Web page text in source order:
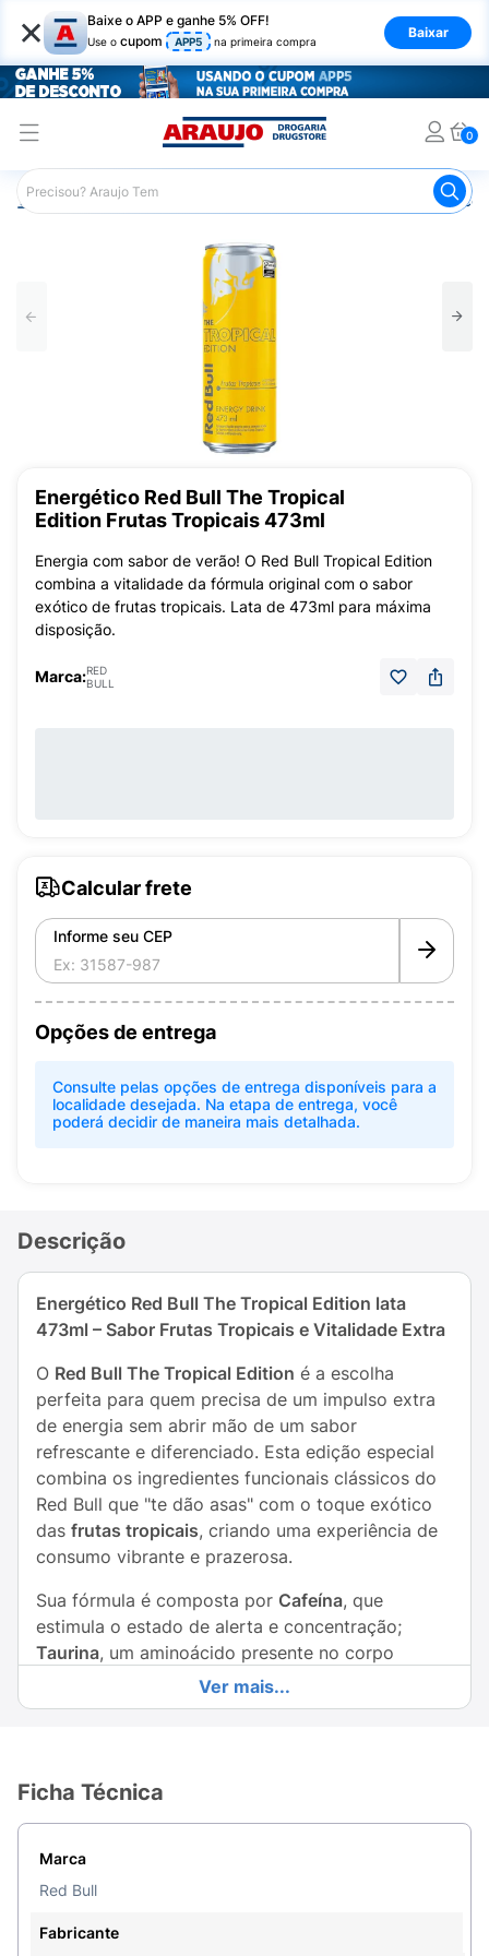
× Baixe o APP e ganhe 5% OFF!
Use o cupom APP5 na primeira compra
Baixar
0
Araujo Mercado
Energético Red Bull The Tropical
Edition Frutas Tropicais 473ml
Energia com sabor de verão! O Red Bull Tropical Edition
combina a vitalidade da fórmula original com o sabor
exótico de frutas tropicais. Lata de 473ml para máxima
disposição.
Marca:RED
BULL
Calcular frete
Informe seu CEP
Opções de entrega
Consulte pelas opções de entrega disponíveis para a
localidade desejada. Na etapa de entrega, você
poderá decidir de maneira mais detalhada.
Descrição
Energético Red Bull The Tropical Edition lata
473ml – Sabor Frutas Tropicais e Vitalidade Extra
O Red Bull The Tropical Edition é a escolha
perfeita para quem precisa de um impulso extra
de energia sem abrir mão de um sabor
refrescante e diferenciado. Esta edição especial
combina os ingredientes funcionais clássicos do
Red Bull que "te dão asas" com o toque exótico
das frutas tropicais, criando uma experiência de
consumo vibrante e prazerosa.
Sua fórmula é composta por Cafeína, que
estimula o estado de alerta e concentração;
Taurina, um aminoácido presente no corpo
Vitaminas do Grupo B
metabolismo energético; além de açúcares e água
jornadas de trabalho, estudos intensos ou para te
tempo.
Principais Benefícios:
Sabor Tropical Irresistível:
Ver mais...
Ficha Técnica
Marca
Red Bull
Fabricante